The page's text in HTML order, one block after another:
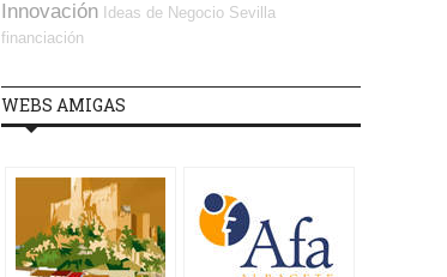
Innovación Ideas de Negocio Sevilla
financiación
WEBS AMIGAS